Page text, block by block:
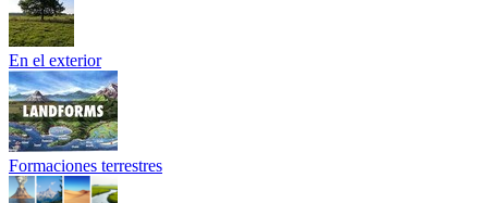
En el exterior
Formaciones terrestres